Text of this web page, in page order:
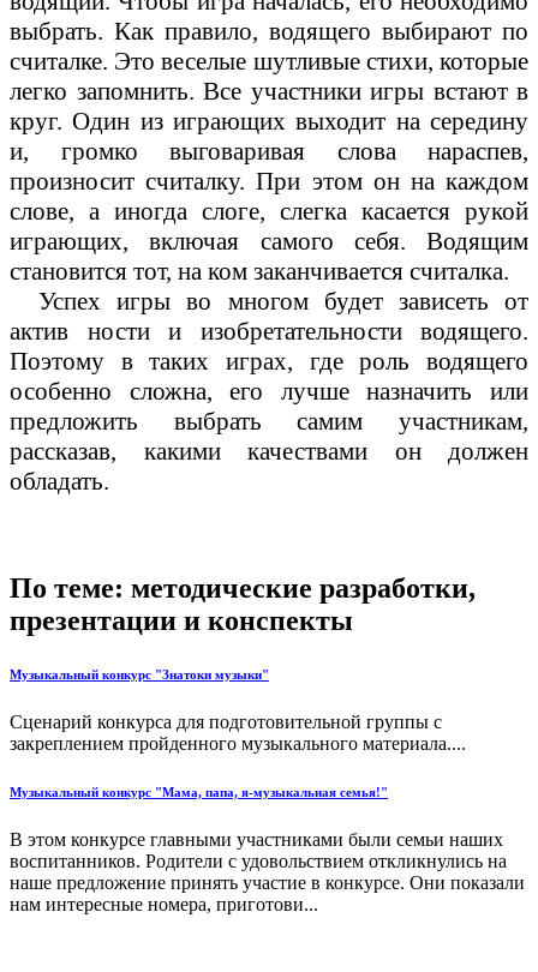
выбрать. Как правило, водящего выбирают по
считалке. Это веселые шутливые стихи, которые
легко запомнить. Все участники игры встают в
круг. Один из играющих выходит на середину
и, громко выговаривая слова нараспев,
произносит считалку. При этом он на каждом
слове, а иногда слоге, слегка касается рукой
играющих, включая самого себя. Водящим
становится тот, на ком заканчивается считалка.
Успех игры во многом будет зависеть от
актив ности и изобретательности водящего.
Поэтому в таких играх, где роль водящего
особенно сложна, его лучше назначить или
предложить выбрать самим участникам,
рассказав, какими качествами он должен
обладать.
По теме: методические разработки,
презентации и конспекты
Музыкальный конкурс "Знатоки музыки"
Сценарий конкурса для подготовительной группы с
закреплением пройденного музыкального материала....
Музыкальный конкурс "Мама, папа, я-музыкальная семья!"
В этом конкурсе главными участниками были семьи наших
воспитанников. Родители с удовольствием откликнулись на
наше предложение принять участие в конкурсе. Они показали
нам интересные номера, приготови...